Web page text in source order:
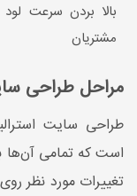
بالا بردن سرعت
مشتریان
مراحل طراحی
طراحی سایت
است که تمامی آن‌ها
تغییرات مورد نظر